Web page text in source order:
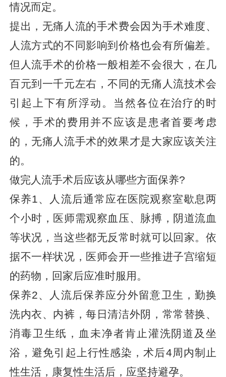
情况而定。
提出，无痛人流的手术费会因为手术难度、
人流方式的不同影响到价格也会有所偏差。
但人流手术的价格一般相差不会很大，在几
百元到一千元左右，不同的无痛人流技术会
引起上下有所浮动。当然各位在治疗的时
候，手术的费用并不应该是患者首要考虑
的，无痛人流手术的效果才是大家应该关注
的。
做完人流手术后应该从哪些方面保养?
保养1、人流后通常应在医院观察室歇息两
个小时，医师需观察血压、脉搏，阴道流血
等状况，当这些都无反常时就可以回家。依
据不一样状况，医师会开一些推进子宫缩短
的药物，回家后应准时服用。
保养2、人流后保养应分外留意卫生，勤换
洗内衣、内裤，每日清洁外阴，常常替换、
消毒卫生纸，血未净者肯止灌洗阴道及坐
浴，避免引起上行性感染，术后4周内制止
性生活，康复性生活后，应坚持避孕。